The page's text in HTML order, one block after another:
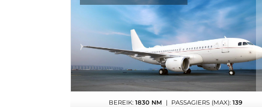
BEREIK: 1830 NM | PASSAGIERS (MAX): 139